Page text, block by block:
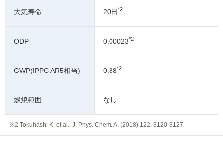
大気寿命 20日*2
ODP 0.00023*2
GWP(IPPC AR5相当) 0.88*2
燃焼範囲 なし
※2 Tokuhashi K. et al., J. Phys. Chem. A, (2018) 122, 3120-3127